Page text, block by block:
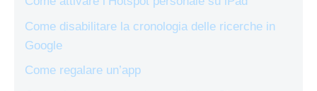
Come disabilitare la cronologia delle ricerche in
Google
Come regalare un’app